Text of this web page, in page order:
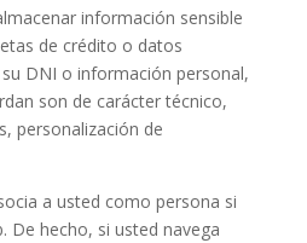
información sensible
de crédito o datos
DNI o información personal,
son de carácter técnico,
personalización de
a usted como persona si
De hecho, si usted navega